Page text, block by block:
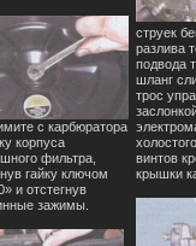
с карбюратора
корпуса
фильтра,
гайку ключом
и отстегнув
зажимы.
струек
разлива
подвода
шланг
трос
винтов
крышки